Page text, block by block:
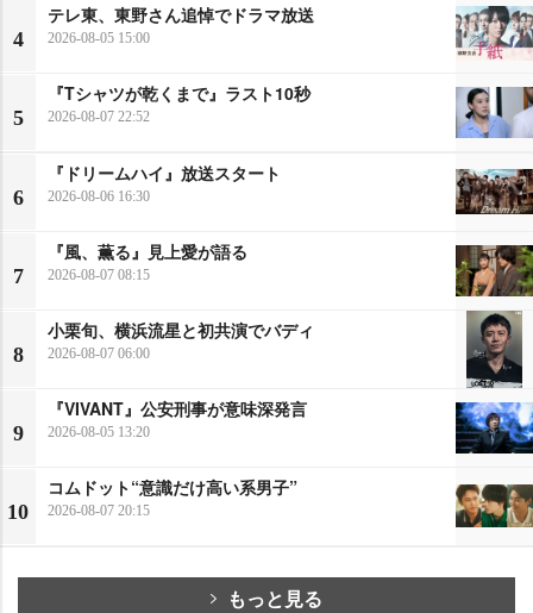
4
テレ東、東野さん追悼でドラマ放送
2026-08-05 15:00
5
『Tシャツが乾くまで』ラスト10秒
2026-08-07 22:52
6
『ドリームハイ』放送スタート
2026-08-06 16:30
7
『風、薫る』見上愛が語る
2026-08-07 08:15
8
小栗旬、横浜流星と初共演でバディ
2026-08-07 06:00
9
『VIVANT』公安刑事が意味深発言
2026-08-05 13:20
10
コムドット“意識だけ高い系男子”
2026-08-07 20:15
もっと見る